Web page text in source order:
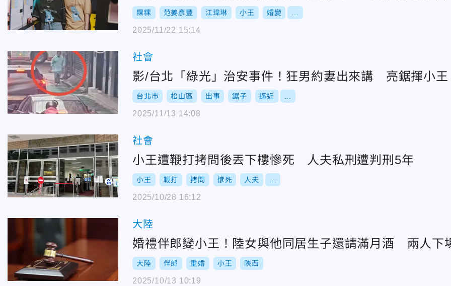
粿粿 范姜彥豐 江瑋琳 小王 婚變
2025/11/22 15:14
社會
影/台北「綠光」治安事件！狂男約妻出來講 亮鋸揮小王
台北市 松山區 出事 鋸子 逼近
2025/11/13 14:08
社會
小王遭鞭打拷問後丟下樓慘死 人夫私刑遭判刑5年
小王 鞭打 拷問 慘死 人夫
2025/10/28 16:12
大陸
婚禮伴郎變小王！陸女與他同居生子還請滿月酒 兩人下
大陸 伴郎 重婚 小王 陝西
2025/10/13 10:19